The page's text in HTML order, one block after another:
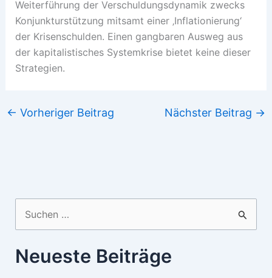
Weiterführung der Verschuldungsdynamik zwecks
Konjunkturstützung mitsamt einer ‚Inflationierung‘
der Krisenschulden. Einen gangbaren Ausweg aus
der kapitalistisches Systemkrise bietet keine dieser
Strategien.
← Vorheriger Beitrag Nächster Beitrag →
nach:
Neueste Beiträge